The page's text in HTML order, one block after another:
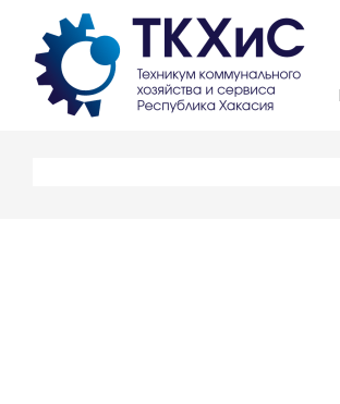
содержимому